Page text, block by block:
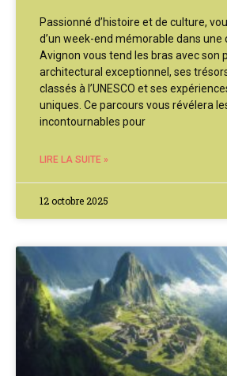
Passionné d’histoire et de culture,
d’un week-end mémorable dans une
Avignon vous tend les bras avec son
architectural exceptionnel, ses
classés à l’UNESCO et ses
uniques. Ce parcours vous révélera
incontournables pour
LIRE LA SUITE »
12 octobre 2025